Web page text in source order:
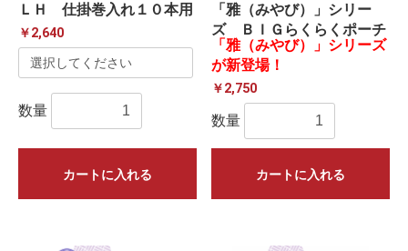
ＬＨ 仕掛巻入れ１０本用
￥2,640
数量
カートに入れる
「雅（みやび）」シリー
ズ ＢＩＧらくらくポーチ
「雅（みやび）」シリーズ
が新登場！
￥2,750
数量
カートに入れる